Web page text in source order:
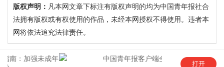
版权声明： 凡本网文章下标注有版权声明的均为中国青年报社合
法拥有版权或有权使用的作品，未经本网授权不得使用。违者本
网将依法追究法律责任。
中国青年报客户端全新5.0版上线！ “这是六